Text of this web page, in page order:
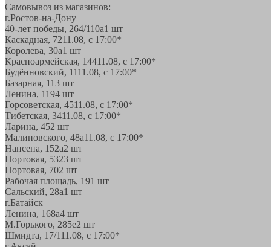
Самовывоз из магазинов:
г.Ростов-на-Дону
40-лет победы, 264/110а1 шт
Каскадная, 7211.08, с 17:00*
Королева, 30а1 шт
Красноармейская, 14411.08, с 17:00*
Будённовский, 1111.08, с 17:00*
Базарная, 113 шт
Ленина, 1194 шт
Горсоветская, 4511.08, с 17:00*
Тибетская, 3411.08, с 17:00*
Ларина, 452 шт
Малиновского, 48а11.08, с 17:00*
Нансена, 152а2 шт
Портовая, 5323 шт
Портовая, 702 шт
Рабочая площадь, 191 шт
Сальский, 28a1 шт
г.Батайск
Ленина, 168а4 шт
М.Горького, 285е2 шт
Шмидта, 17/111.08, с 17:00*